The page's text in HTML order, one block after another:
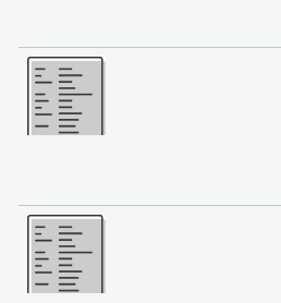
Dugang pa
Dugang pa